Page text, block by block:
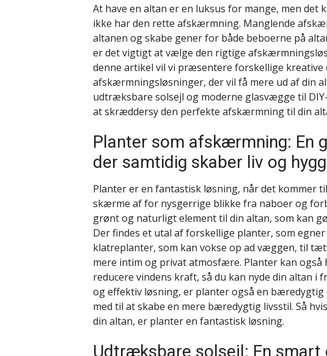
At have en altan er en luksus for mange, men
ikke har den rette afskærmning. Manglende
altanen og skabe gener for både beboerne på
er det vigtigt at vælge den rigtige
denne artikel vil vi præsentere forskellige kreative
afskærmningsløsninger, der vil få mere ud af din
udtræksbare solsejl og moderne glasvægge til
at skræddersy den perfekte afskærmning til din
Planter som afskærmning: En
der samtidig skaber liv og
Planter er en fantastisk løsning, når det kommer
skærme af for nysgerrige blikke fra naboer og
grønt og naturligt element til din altan, som kan
Der findes et utal af forskellige planter, som
klatreplanter, som kan vokse op ad væggen, til
mere intim og privat atmosfære. Planter kan
reducere vindens kraft, så du kan nyde din altan
og effektiv løsning, er planter også en
med til at skabe en mere bæredygtig livsstil. Så
din altan, er planter en fantastisk løsning.
Udtræksbare solsejl: En smart